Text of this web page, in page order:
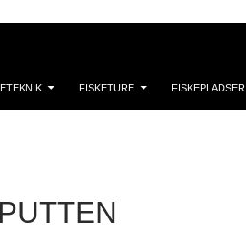
FISKETURE FISKEPLADSER